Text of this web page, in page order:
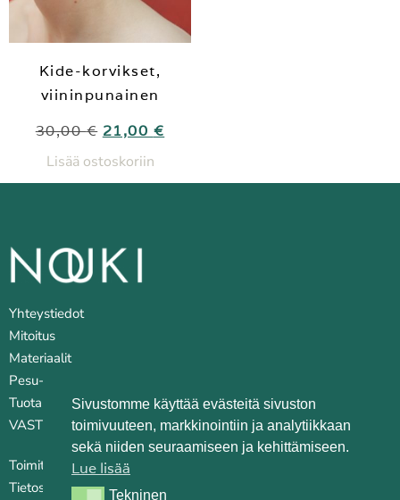
Sivustomme käyttää evästeitä sivuston
toimivuuteen, markkinointiin ja analytiikkaan
sekä niiden seuraamiseen ja kehittämiseen.
Lue lisää
TekninenTekninen
Kide-korvikset,
viininpunainen
30,00€ 21,00 €
Lisää ostoskoriin
Yhteystiedot
Mitoitus
Materiaalit
Pesu- ja huoltovinkkejä
Tuotantopaikat
VASTUULLISUUS
Toimitusehdot
Tietosuojaseloste